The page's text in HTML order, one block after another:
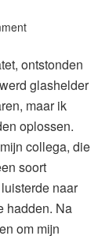
ontstonden
glashelder
maar ik
oplossen.
collega, die
soort
naar
hadden. Na
om mijn